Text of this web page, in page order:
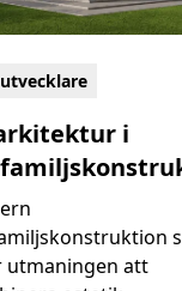
i
utmaningen att